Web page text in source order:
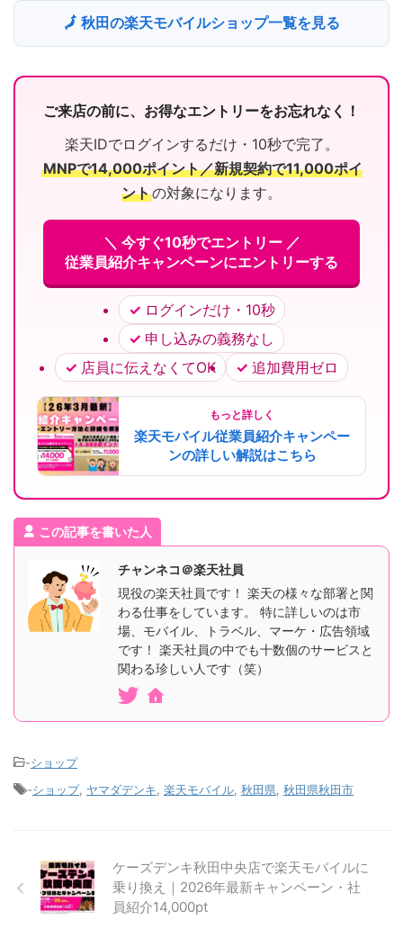
🗾 秋田の楽天モバイルショップ一覧を見る
ご来店の前に、お得なエントリーをお忘れなく！
楽天IDでログインするだけ・10秒で完了。
MNPで14,000ポイント／新規契約で11,000ポイ
ントの対象になります。
＼ 今すぐ10秒でエントリー ／
従業員紹介キャンペーンにエントリーする
ログインだけ・10秒
申し込みの義務なし
店員に伝えなくてOK
追加費用ゼロ
もっと詳しく
楽天モバイル従業員紹介キャンペー
ンの詳しい解説はこちら
この記事を書いた人
チャンネコ＠楽天社員
現役の楽天社員です！ 楽天の様々な部署と関
わる仕事をしています。 特に詳しいのは市
場、モバイル、トラベル、マーケ・広告領域
です！ 楽天社員の中でも十数個のサービスと
関わる珍しい人です（笑）
-ショップ
-ショップ, ヤマダデンキ 楽天モバイル 秋田県 秋田県秋田市
ケーズデンキ秋田中央店で楽天モバイルに
乗り換え｜2026年最新キャンペーン・社
員紹介14,000pt